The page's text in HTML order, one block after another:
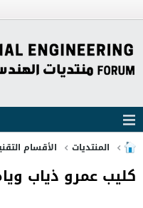
المنتديات الأقسام
كليب عمرو ذياب